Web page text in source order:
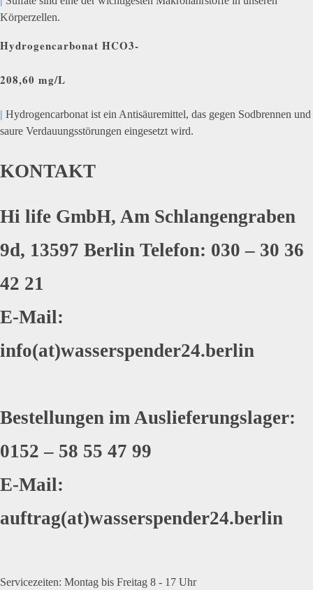
Körperzellen.
Hydrogencarbonat HCO3-
208,60 mg/L
| Hydrogencarbonat ist ein Antisäuremittel, das gegen Sodbrennen und
saure Verdauungsstörungen eingesetzt wird.
KONTAKT
Hi life GmbH, Am Schlangengraben
9d, 13597 Berlin Telefon: 030 – 30 36
42 21
E-Mail:
info(at)wasserspender24.berlin
Bestellungen im Auslieferungslager:
0152 – 58 55 47 99
E-Mail:
auftrag(at)wasserspender24.berlin
Servicezeiten: Montag bis Freitag 8 - 17 Uhr